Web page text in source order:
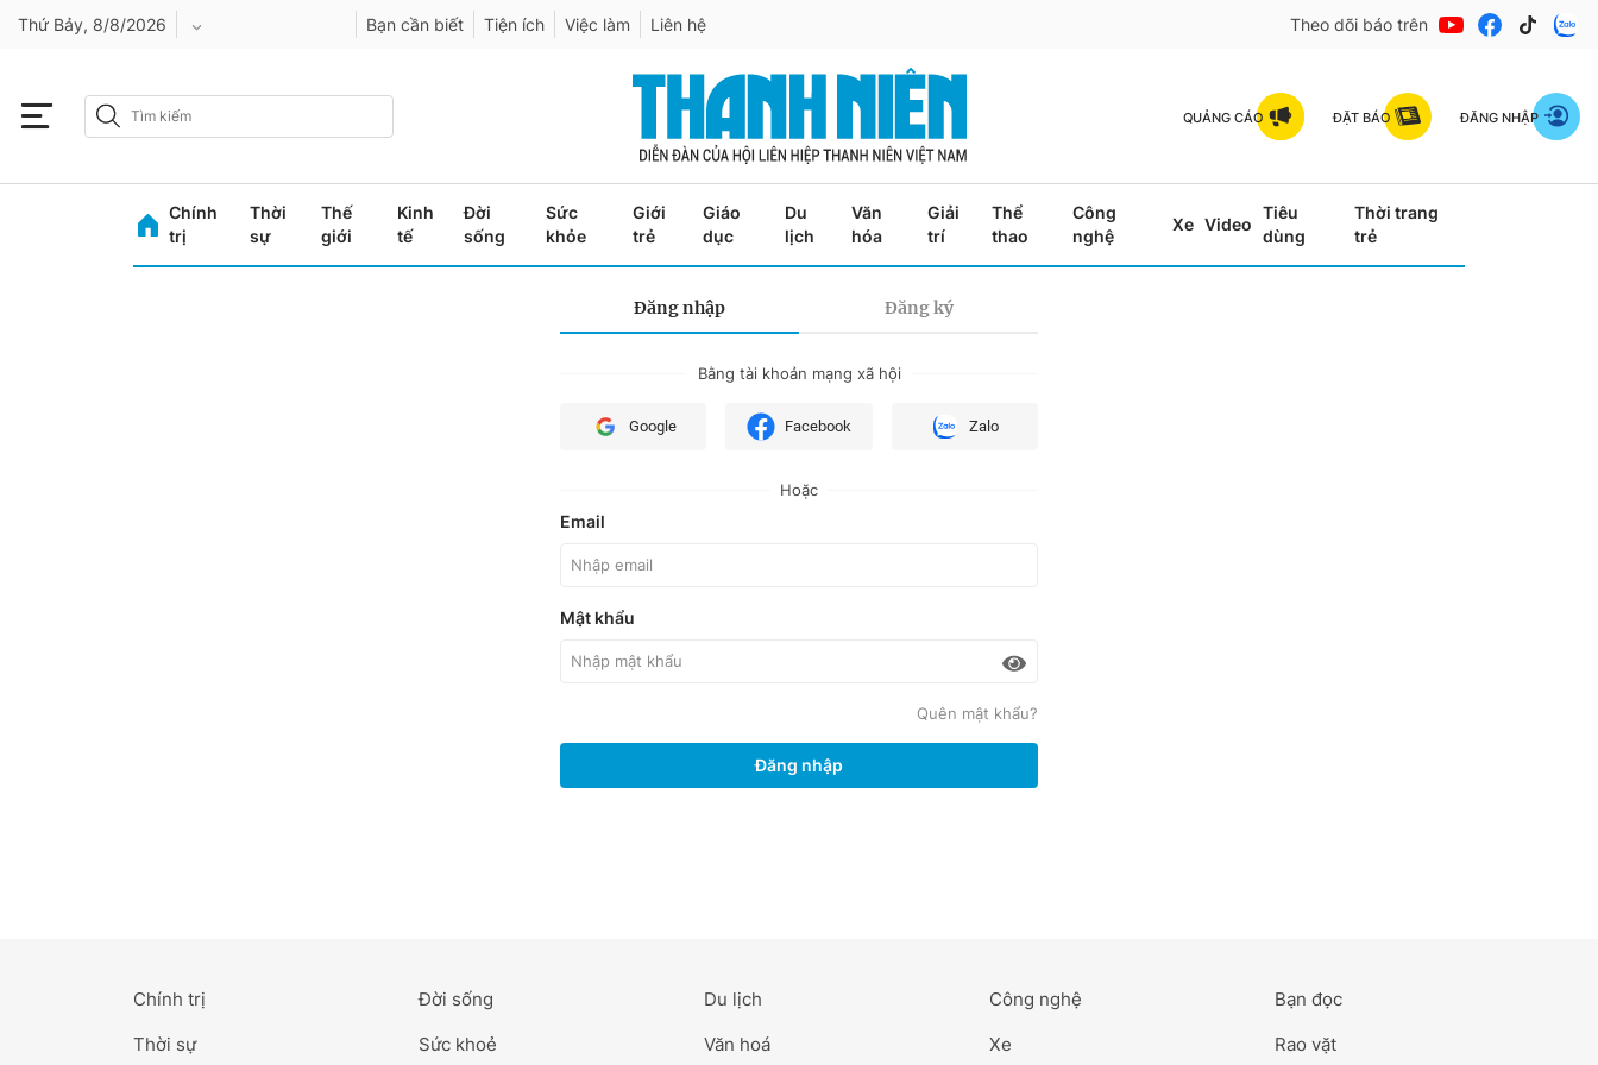
Thứ Bảy, 8/8/2026
Bình Phước
Đắk Lắk
Bạn cần biết Tiện ích Việc làm Liên hệ Theo dõi báo trên
QUẢNG CÁO ĐẶT BÁO ĐĂNG NHẬP
Chính
trị
Thời
sự
Thế
giới
Kinh
tế
Đời
sống
Sức
khỏe
Giới
trẻ
Giáo
dục
Du
lịch
Văn
hóa
Giải
trí
Thể
thao
Công
nghệ
Xe Video
Tiêu
dùng
Thời trang
trẻ
Đăng nhập Đăng ký
Bằng tài khoản mạng xã hội
Google Facebook Zalo
Hoặc
Email
Mật khẩu
Quên mật khẩu?
Đăng nhập
Chính trị
Thời sự
Đời sống
Sức khoẻ
Du lịch
Văn hoá
Công nghệ
Xe
Bạn đọc
Rao vặt